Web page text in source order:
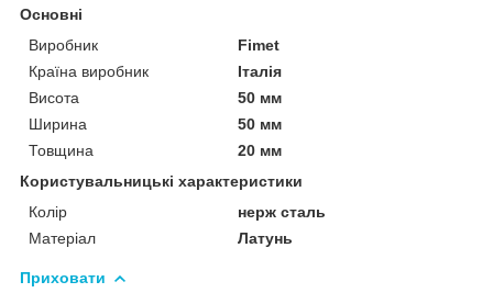
Основні
Виробник
Fimet
Країна виробник
Італія
Висота
50 мм
Ширина
50 мм
Товщина
20 мм
Користувальницькі характеристики
Колір
нерж сталь
Матеріал
Латунь
Приховати